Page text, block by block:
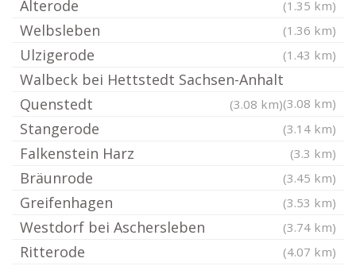
Alterode (1.35 km)
Welbsleben (1.36 km)
Ulzigerode (1.43 km)
Walbeck bei Hettstedt Sachsen-Anhalt
(3.08 km)
Quenstedt (3.08 km)
Stangerode (3.14 km)
Falkenstein Harz (3.3 km)
Bräunrode (3.45 km)
Greifenhagen (3.53 km)
Westdorf bei Aschersleben (3.74 km)
Ritterode (4.07 km)